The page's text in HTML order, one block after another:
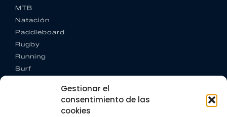
Gestionar el
consentimiento de las
cookies
MTB
Natación
Paddleboard
Rugby
Running
Surf
CONTACTO